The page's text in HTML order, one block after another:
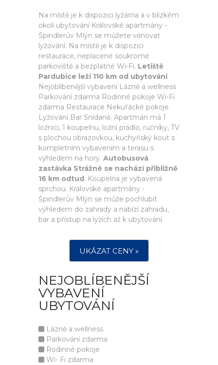
Na místě je k dispozici lyžárna a v blízkém
okolí ubytování Královské apartmány -
Špindlerův Mlýn se můžete věnovat
lyžování. Na místě je k dispozici
restaurace, neplacené soukromé
parkoviště a bezplatné Wi-Fi. Letiště
Pardubice leží 110 km od ubytování.
Nejoblíbenější vybavení Lázně a wellness
Parkování zdarma Rodinné pokoje Wi-Fi
zdarma Restaurace Nekuřácké pokoje
Lyžování Bar Snídaně. Apartmán má 1
ložnici, 1 koupelnu, ložní prádlo, ručníky, TV
s plochou obrazovkou, kuchyňský kout s
kompletním vybavením a terasu s
výhledem na hory. Autobusová
zastávka Strážné se nachází přibližně
16 km odtud. Koupelna je vybavená
sprchou. Královské apartmány -
Špindlerův Mlýn se může pochlubit
výhledem do zahrady a nabízí zahradu,
bar a přístup na lyžích až k ubytování.
UKÁZAT CENY »
NEJOBLÍBENĚJŠÍ
VYBAVENÍ
UBYTOVÁNÍ
Lázně a wellness
Parkování zdarma
Rodinné pokoje
Wi- Fi zdarma